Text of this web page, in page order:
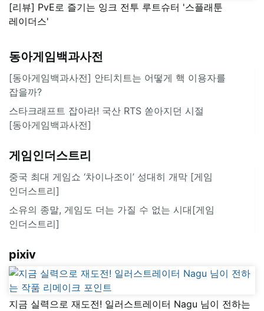
[리뷰] PvE로 즐기는 잉크 전투 루트슈터 '스플래툰
레이더스'
동아게임백과사전
[동아게임백과사전] 안티치트는 어떻게 핵 이용자를
잡을까?
스타크래프트 잡아라! 국산 RTS 쏟아지던 시절
[동아게임백과사전]
게임인더스트리
중국 최대 게임쇼 ‘차이나조이’ 성대히 개막 [게임
인더스트리]
소유의 종말, 게임도 더는 가질 수 없는 시대[게임
인더스트리]
pixiv
지금 실력으로 재도전! 일러스트레이터 Nagu 님이 전하는